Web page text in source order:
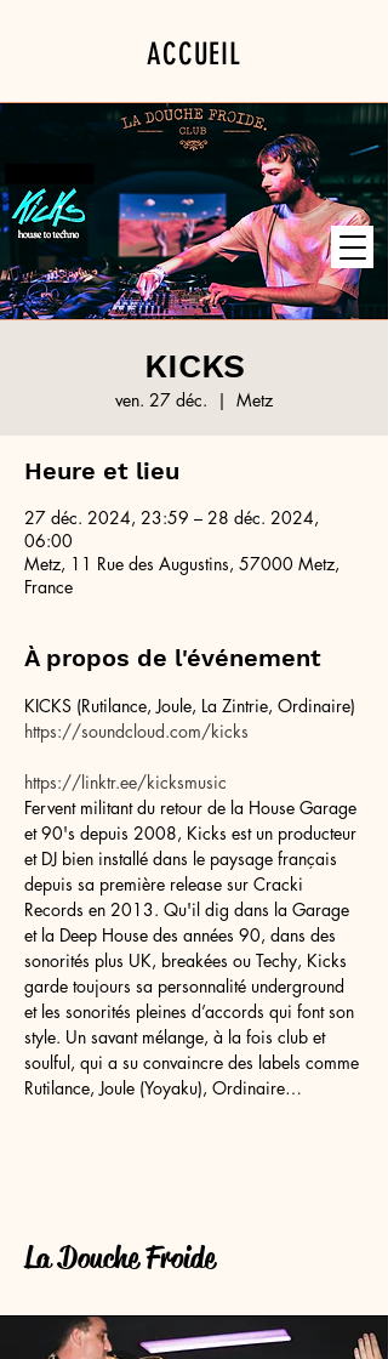
ACCUEIL
PROGRAMMATION
PRIVATISATION
KICKS
ven. 27 déc.
  |
Metz
Heure et lieu
27 déc. 2024, 23:59 – 28 déc. 2024,
06:00
Metz, 11 Rue des Augustins, 57000 Metz,
France
À propos de l'événement
KICKS (Rutilance, Joule, La Zintrie, Ordinaire)
https://soundcloud.com/kicks
https://linktr.ee/kicksmusic
Fervent militant du retour de la House Garage
et 90's depuis 2008, Kicks est un producteur
et DJ bien installé dans le paysage français
depuis sa première release sur Cracki
Records en 2013. Qu'il dig dans la Garage
et la Deep House des années 90, dans des
sonorités plus UK, breakées ou Techy, Kicks
garde toujours sa personnalité underground
et les sonorités pleines d’accords qui font son
style. Un savant mélange, à la fois club et
soulful, qui a su convaincre des labels comme
Rutilance, Joule (Yoyaku), Ordinaire…
La Douche Froide